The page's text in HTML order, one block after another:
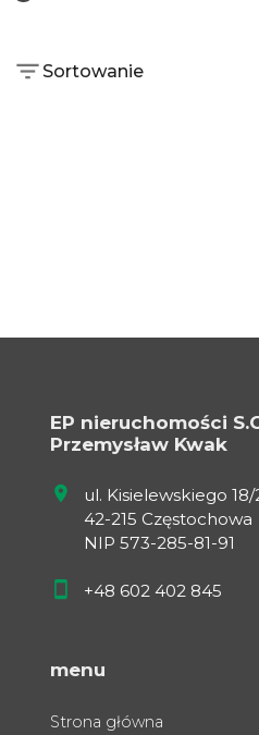
Sortowanie
EP nieruchomości
Przemysław Kwak
ul. Kisielewskiego 18/
42-215 Częstochowa
NIP 573-285-81-91
+48 602 402 845
menu
Strona główna